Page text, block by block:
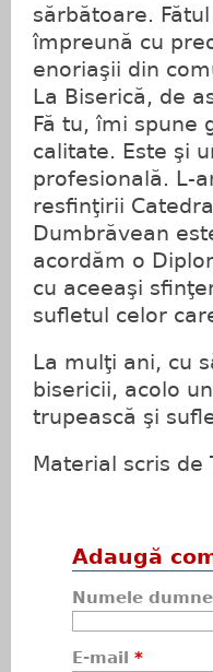
sărbătoare.
împreună cu
enoriaşii din
La Biserică, de
Fă tu, îmi spune
calitate. Este şi
profesională. L-
resfinţirii
Dumbrăvean
acordăm o
cu aceeaşi
sufletul celor
La mulţi ani, cu
bisericii, acolo
trupească şi
Material scris de
Adaugă
Numele
E-mail *